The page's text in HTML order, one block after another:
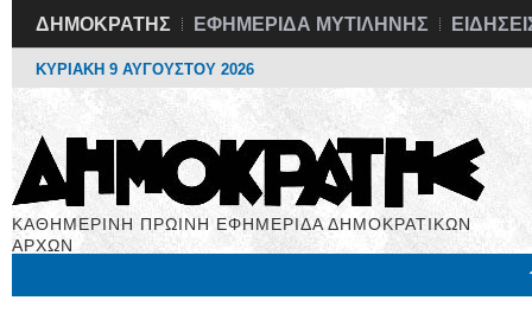
ΔΗΜΟΚΡΑΤΗΣ ΕΦΗΜΕΡΙΔΑ ΜΥΤΙΛΗΝΗΣ
ΚΥΡΙΑΚΗ 9 ΑΥΓΟΥΣΤΟΥ 2026
ΚΑΘΗΜΕΡΙΝΗ ΠΡΩΙΝΗ ΕΦΗΜΕΡΙΔΑ ΔΗΜΟΚΡΑΤΙΚΩΝ
ΑΡΧΩΝ